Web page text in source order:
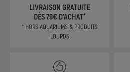
LIVRAISON GRATUITE
DÈS 79€ D'ACHAT*
* HORS AQUARIUMS & PRODUITS
LOURDS